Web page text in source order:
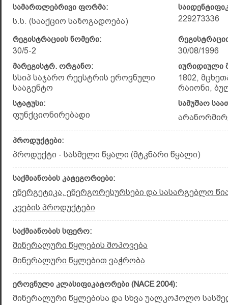
სამართლებრივი ფორმა:
ს.ს. (სააქციო საზოგადოება) 229273336
რეგისტრაციის ნომერი:
30/5-2 30/08/1996
მარეგისტრ. ორგანო:
სსიპ საჯარო რეესტრის ეროვნული
სააგენტო
იურიდიული
1802,
რაიონი,
სტატუსი:
ფუნქციონირებადი
სამუშაო
პროდუქტები:
პროდუქტი - სასმელი წყალი (მტკნარი წყალი)
საქმიანობის კატეგორიები:
ენერგეტიკა, ენერგორესურსები და სასარგებლო
კვების პროდუქტები
საქმიანობის სფერო:
მინერალური წყლების მოპოვება
მინერალური წყლებით ვაჭრობა
ეროვნული კლასიფიკატორები (NACE 2004):
მინერალური წყლებისა და სხვა უალკოჰოლო